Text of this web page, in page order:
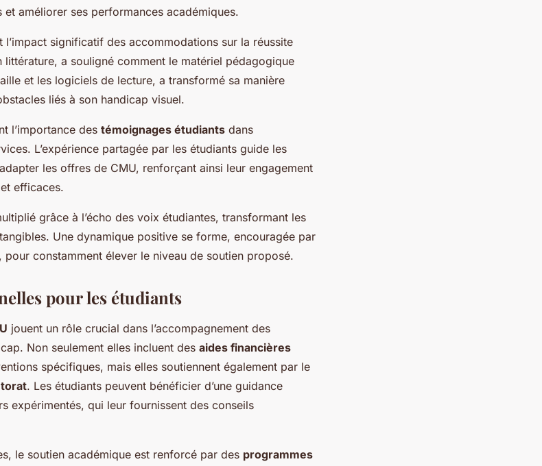
améliorer ses performances académiques.
l’impact significatif des accommodations sur la réussite
littérature, a souligné comment le matériel pédagogique
et les logiciels de lecture, a transformé sa manière
liés à son handicap visuel.
l’importance des témoignages étudiants dans
L’expérience partagée par les étudiants guide les
les offres de CMU, renforçant ainsi leur engagement
efficaces.
grâce à l’écho des voix étudiantes, transformant les
Une dynamique positive se forme, encouragée par
pour constamment élever le niveau de soutien proposé.
pour les étudiants
jouent un rôle crucial dans l’accompagnement des
Non seulement elles incluent des aides financières
spécifiques, mais elles soutiennent également par le
. Les étudiants peuvent bénéficier d’une guidance
expérimentés, qui leur fournissent des conseils
le soutien académique est renforcé par des programmes